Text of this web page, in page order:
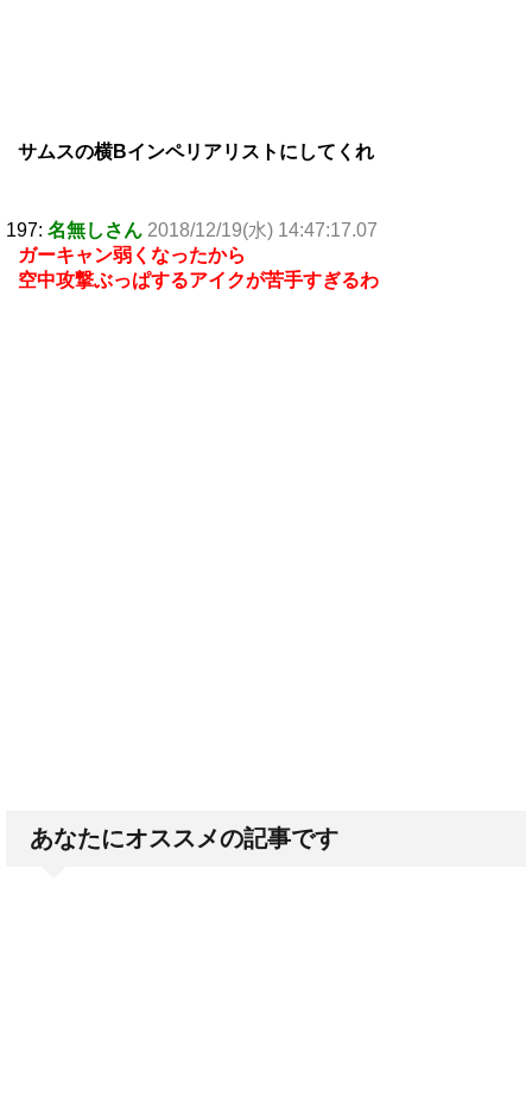
サムスの横Bインペリアリストにしてくれ
197: 名無しさん 2018/12/19(水) 14:47:17.07
ガーキャン弱くなったから
空中攻撃ぶっぱするアイクが苦手すぎるわ
あなたにオススメの記事です